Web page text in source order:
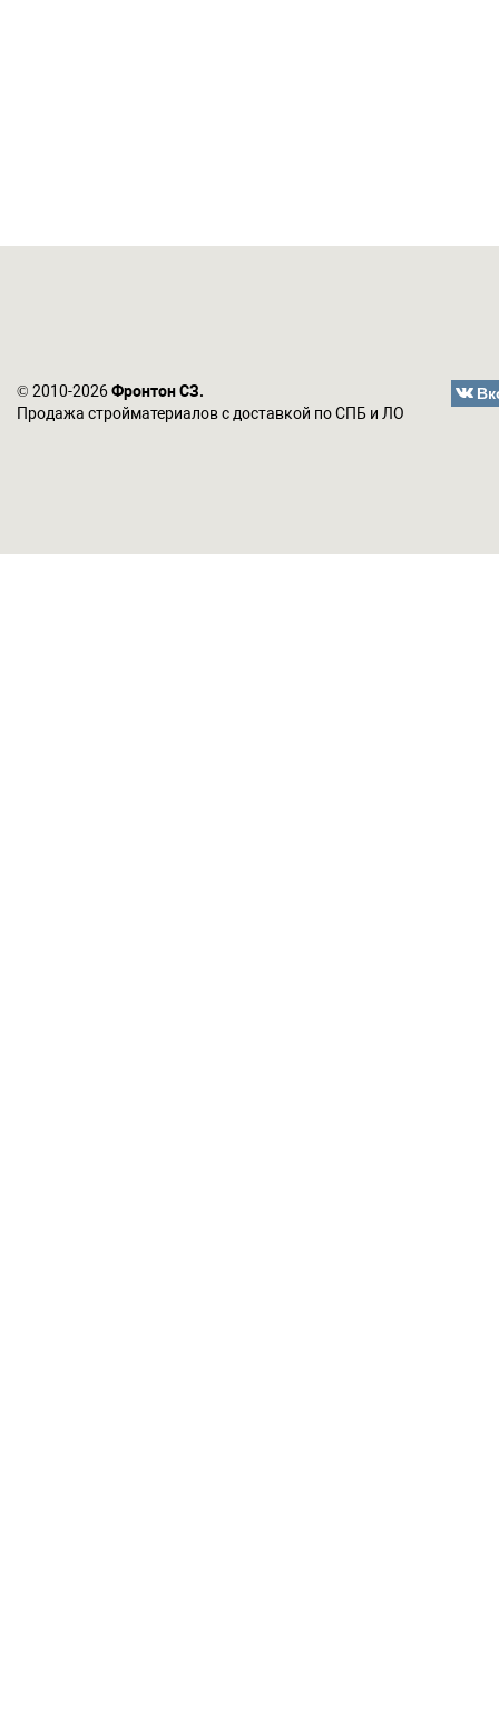
© 2010-2026Фронтон СЗ.
Продажа стройматериалов с доставкой по СПБ и ЛО